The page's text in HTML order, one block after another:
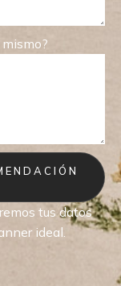
tus datos
ideal.